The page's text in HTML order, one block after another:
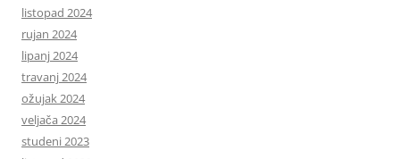
listopad 2024
rujan 2024
lipanj 2024
travanj 2024
ožujak 2024
veljača 2024
studeni 2023